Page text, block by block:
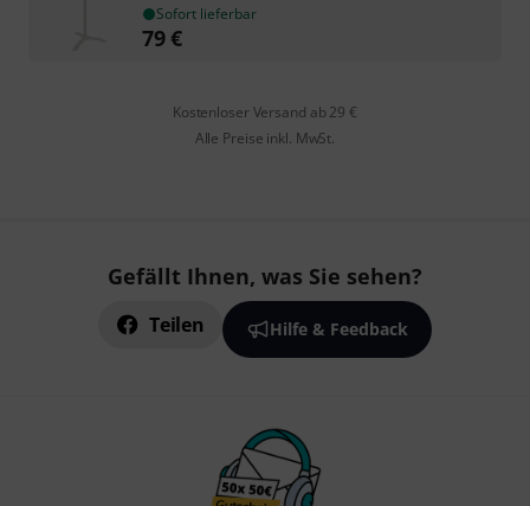
Sofort lieferbar
79€
Kostenloser Versand ab 29 €
Alle Preise inkl. MwSt.
Gefällt Ihnen, was Sie sehen?
Teilen Hilfe & Feedback